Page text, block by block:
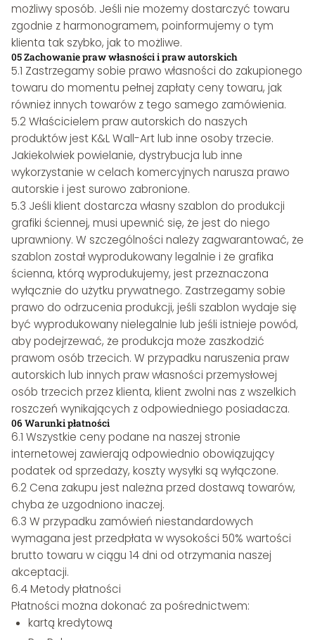
możliwy sposób. Jeśli nie możemy dostarczyć towaru
zgodnie z harmonogramem, poinformujemy o tym
klienta tak szybko, jak to możliwe.
05 Zachowanie praw własności i praw autorskich
5.1 Zastrzegamy sobie prawo własności do zakupionego
towaru do momentu pełnej zapłaty ceny towaru, jak
również innych towarów z tego samego zamówienia.
5.2 Właścicielem praw autorskich do naszych
produktów jest K&L Wall-Art lub inne osoby trzecie.
Jakiekolwiek powielanie, dystrybucja lub inne
wykorzystanie w celach komercyjnych narusza prawo
autorskie i jest surowo zabronione.
5.3 Jeśli klient dostarcza własny szablon do produkcji
grafiki ściennej, musi upewnić się, że jest do niego
uprawniony. W szczególności należy zagwarantować, że
szablon został wyprodukowany legalnie i że grafika
ścienna, którą wyprodukujemy, jest przeznaczona
wyłącznie do użytku prywatnego. Zastrzegamy sobie
prawo do odrzucenia produkcji, jeśli szablon wydaje się
być wyprodukowany nielegalnie lub jeśli istnieje powód,
aby podejrzewać, że produkcja może zaszkodzić
prawom osób trzecich. W przypadku naruszenia praw
autorskich lub innych praw własności przemysłowej
osób trzecich przez klienta, klient zwolni nas z wszelkich
roszczeń wynikających z odpowiedniego posiadacza.
06 Warunki płatności
6.1 Wszystkie ceny podane na naszej stronie
internetowej zawierają odpowiednio obowiązujący
podatek od sprzedaży, koszty wysyłki są wyłączone.
6.2 Cena zakupu jest należna przed dostawą towarów,
chyba że uzgodniono inaczej.
6.3 W przypadku zamówień niestandardowych
wymagana jest przedpłata w wysokości 50% wartości
brutto towaru w ciągu 14 dni od otrzymania naszej
akceptacji.
6.4 Metody płatności
Płatności można dokonać za pośrednictwem:
kartą kredytową